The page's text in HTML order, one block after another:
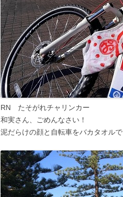
RN たそがれチャリンカー
和実さん、ごめんなさい！
泥だらけの顔と自転車をバカタオル